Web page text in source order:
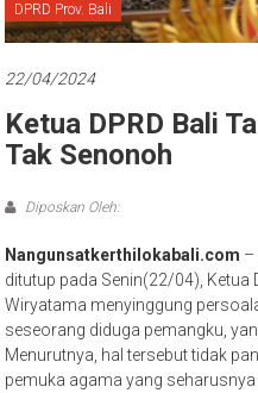
Bali
DPRD Prov. Bali
22/04/2024
Ketua DPRD Bali
Tak Senonoh
Diposkan Oleh:
Nangunsatkerthilokabali.com –
ditutup pada Senin(22/04), Ketua
Wiryatama menyinggung
seseorang diduga pemangku,
Menurutnya, hal tersebut tidak
pemuka agama yang